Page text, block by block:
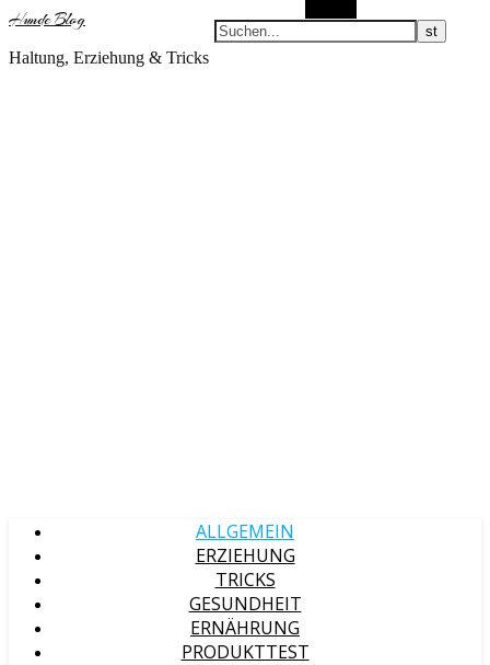
Hunde Blog
Haltung, Erziehung & Tricks
ALLGEMEIN
ERZIEHUNG
TRICKS
GESUNDHEIT
ERNÄHRUNG
PRODUKTTEST